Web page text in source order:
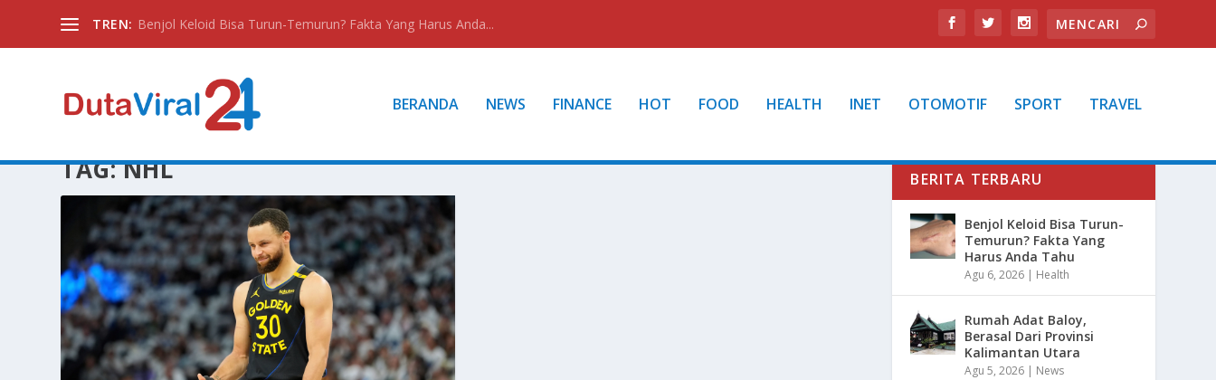
TREN: Benjol Keloid Bisa Turun-Temurun? Fakta Yang Harus Anda...
BERANDA NEWS FINANCE HOT FOOD HEALTH INET OTOMOTIF SPORT TRAVEL
TAG:NHL BERITA TERBARU
Benjol Keloid Bisa Turun-
Temurun? Fakta Yang
Harus Anda Tahu
Agu 6, 2026 | Health
Rumah Adat Baloy,
Berasal Dari Provinsi
Kalimantan Utara
Agu 5, 2026 | News